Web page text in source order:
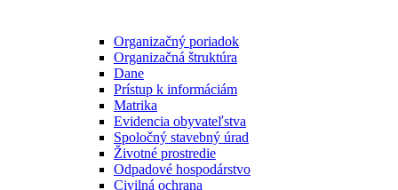
Organizačný poriadok
Organizačná štruktúra
Dane
Prístup k informáciám
Matrika
Evidencia obyvateľstva
Spoločný stavebný úrad
Životné prostredie
Odpadové hospodárstvo
Civilná ochrana